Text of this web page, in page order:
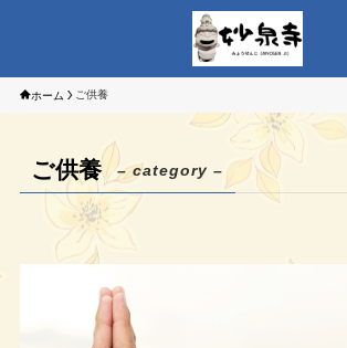
ホーム ご供養
ご供養 – category –